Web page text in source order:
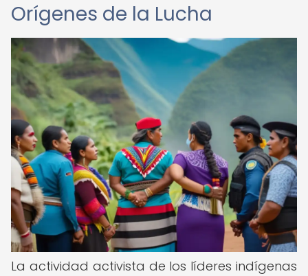
Orígenes de la Lucha
La actividad activista de los líderes indígenas